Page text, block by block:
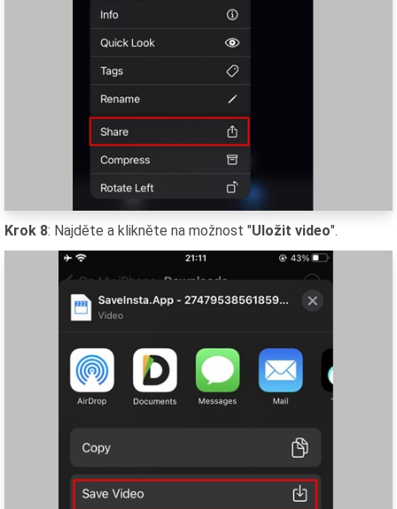
Krok 8: Najděte a klikněte na možnost "Uložit video".